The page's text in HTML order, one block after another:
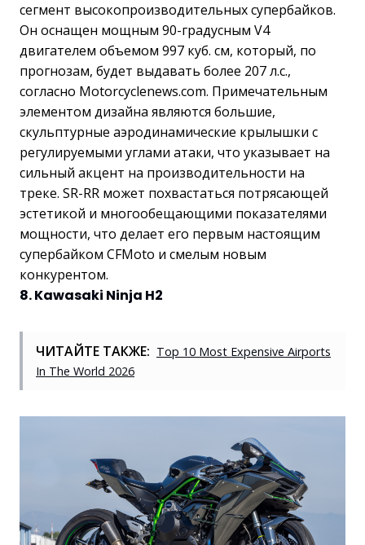
сегмент высокопроизводительных супербайков.
Он оснащен мощным 90-градусным V4
двигателем объемом 997 куб. см, который, по
прогнозам, будет выдавать более 207 л.с.,
согласно Motorcyclenews.com. Примечательным
элементом дизайна являются большие,
скульптурные аэродинамические крылышки с
регулируемыми углами атаки, что указывает на
сильный акцент на производительности на
треке. SR-RR может похвастаться потрясающей
эстетикой и многообещающими показателями
мощности, что делает его первым настоящим
супербайком CFMoto и смелым новым
конкурентом.
8. Kawasaki Ninja H2
ЧИТАЙТЕ ТАКЖЕ: Top 10 Most Expensive Airports
In The World 2026